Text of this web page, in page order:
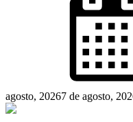
agosto, 20267 de agosto,